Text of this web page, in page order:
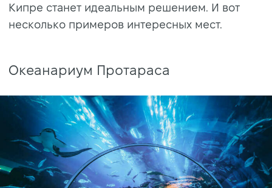
Кипре станет идеальным решением. И вот
несколько примеров интересных мест.
Океанариум Протараса